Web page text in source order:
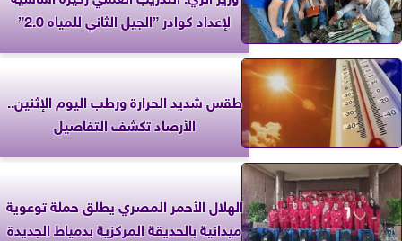
لإعداد كوادر ”الجيل الثاني للمياه 2.0”
طقس شديد الحرارة ورطب اليوم الإثنين..
الأرصاد تكشف التفاصيل
الهلال الأحمر المصري يطلق حملة توعوية
ميدانية بالحديقة المركزية بدمياط الجديدة